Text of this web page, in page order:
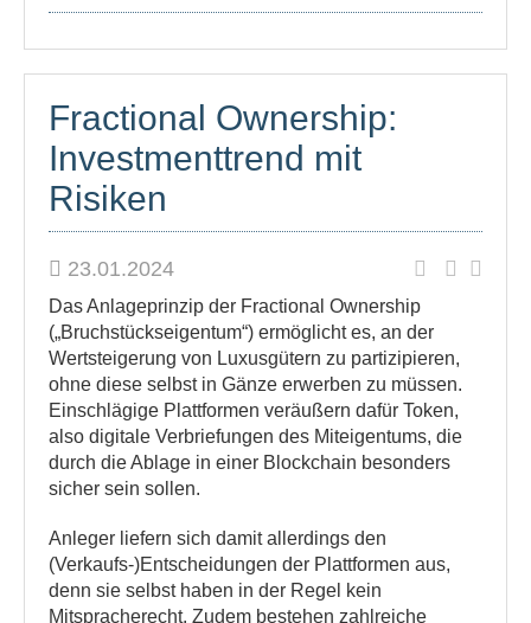
Fractional Ownership:
Investmenttrend mit
Risiken
23.01.2024
Das Anlageprinzip der Fractional Ownership
(„Bruchstückseigentum“) ermöglicht es, an der
Wertsteigerung von Luxusgütern zu partizipieren,
ohne diese selbst in Gänze erwerben zu müssen.
Einschlägige Plattformen veräußern dafür Token,
also digitale Verbriefungen des Miteigentums, die
durch die Ablage in einer Blockchain besonders
sicher sein sollen.
Anleger liefern sich damit allerdings den
(Verkaufs-)Entscheidungen der Plattformen aus,
denn sie selbst haben in der Regel kein
Mitspracherecht. Zudem bestehen zahlreiche